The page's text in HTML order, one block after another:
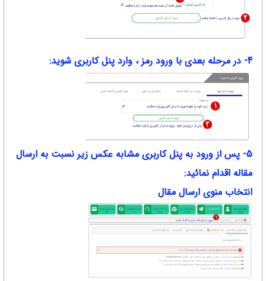
4- در مرحله بعدی با ورود رمز ، وارد پنل کاربری شوید:
5- پس از ورود به پنل کاربری مشابه عکس زیر نسبت به ارسال
مقاله اقدام نمائید:
انتخاب منوی ارسال مقال